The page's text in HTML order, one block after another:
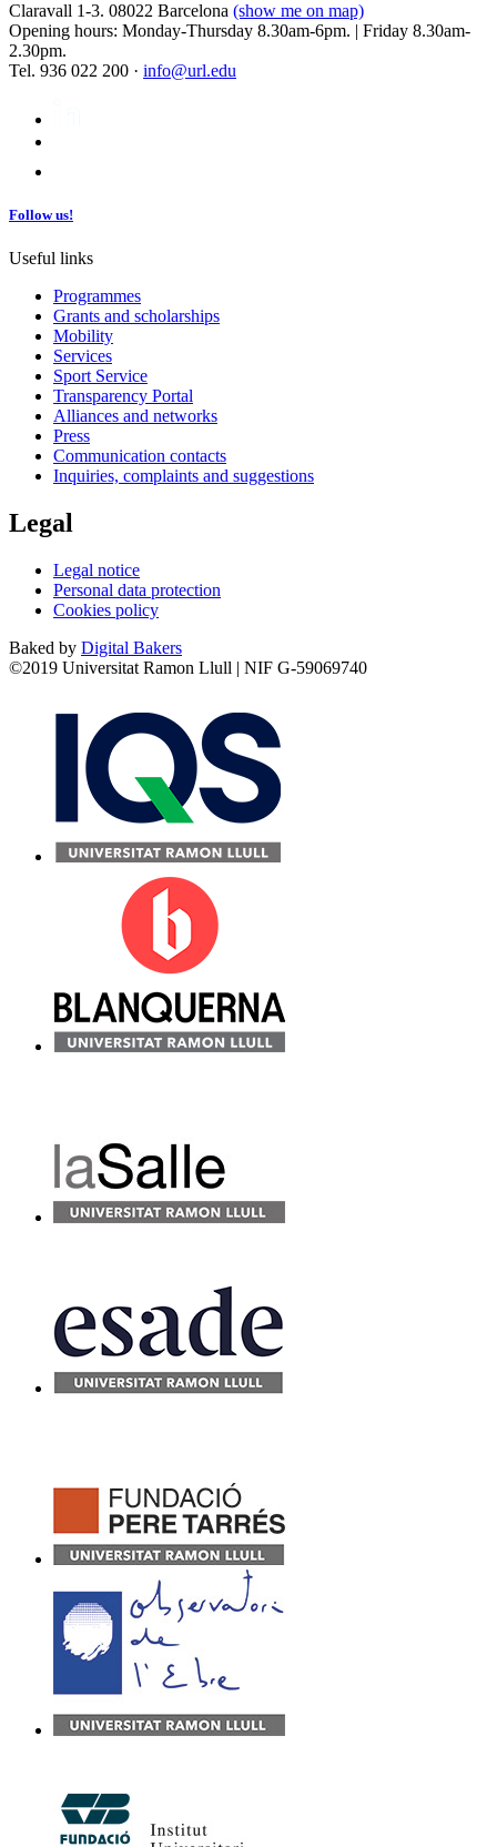
Claravall 1-3. 08022 Barcelona (show me on map)
Opening hours: Monday-Thursday 8.30am-6pm. | Friday 8.30am-
2.30pm.
Tel. 936 022 200 · info@url.edu
Follow us!
Useful links
Programmes
Grants and scholarships
Mobility
Services
Sport Service
Transparency Portal
Alliances and networks
Press
Communication contacts
Inquiries, complaints and suggestions
Legal
Legal notice
Personal data protection
Cookies policy
Baked by Digital Bakers
©2019 Universitat Ramon Llull | NIF G-59069740